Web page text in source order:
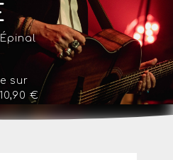
Épinal
sur
€